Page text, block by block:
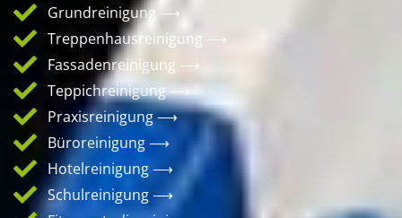
Grundreinigung ⟶
Treppenhausreinigung ⟶
Fassadenreinigung ⟶
Teppichreinigung ⟶
Praxisreinigung ⟶
Büroreinigung ⟶
Hotelreinigung ⟶
Schulreinigung ⟶